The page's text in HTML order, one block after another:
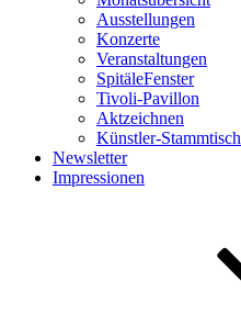
Ausstellungen
Konzerte
Veranstaltungen
SpitäleFenster
Tivoli-Pavillon
Aktzeichnen
Künstler-Stammtisch
Newsletter
Impressionen